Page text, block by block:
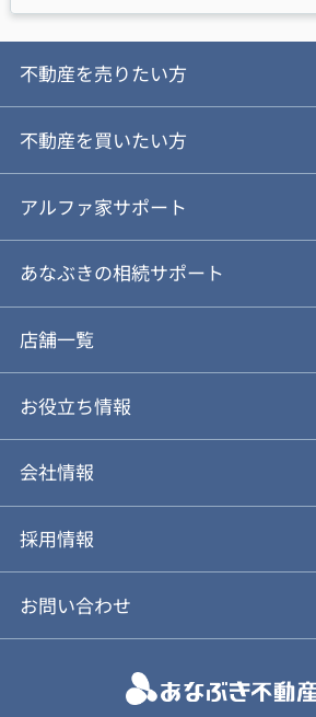
不動産を売りたい方
ご売却ガイド
ご売却の流れ
あなぶきの仲介
あなぶきの買取
仲介と買取のメリット・デメリット
動画やパンフレットで見る
不動産を買いたい方
ご購入ガイド
物件を探す
購入の流れ
購入前も後も安心サポート
お気に入り
アルファ家サポート
あなぶきの相続サポート
店舗一覧
お役立ち情報
不動産Q&A
アルファジャーナル
会社情報
会社概要
スタッフ紹介
個人情報保護方針
採用情報
新卒採用について
キャリア採用について
お問い合わせ